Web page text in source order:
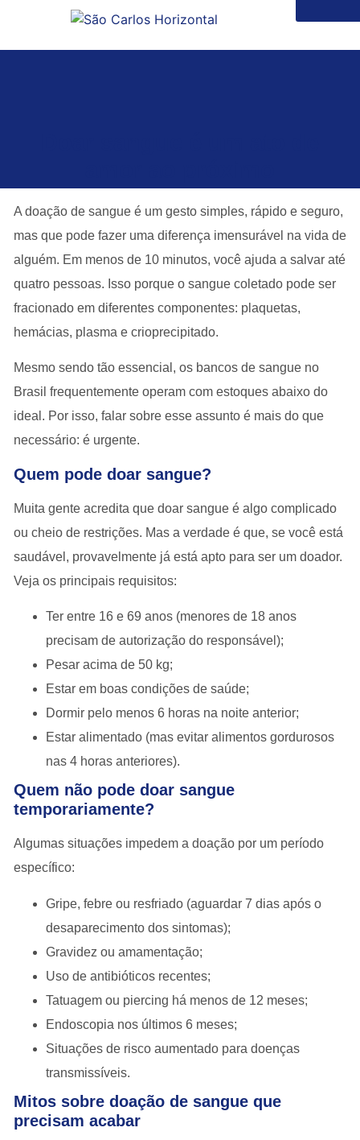
A doação de sangue é um gesto simples, rápido e seguro,
mas que pode fazer uma diferença imensurável na vida de
alguém. Em menos de 10 minutos, você ajuda a salvar até
quatro pessoas. Isso porque o sangue coletado pode ser
fracionado em diferentes componentes: plaquetas,
hemácias, plasma e crioprecipitado.
Mesmo sendo tão essencial, os bancos de sangue no
Brasil frequentemente operam com estoques abaixo do
ideal. Por isso, falar sobre esse assunto é mais do que
necessário: é urgente.
Quem pode doar sangue?
Muita gente acredita que doar sangue é algo complicado
ou cheio de restrições. Mas a verdade é que, se você está
saudável, provavelmente já está apto para ser um doador.
Veja os principais requisitos:
Ter entre 16 e 69 anos (menores de 18 anos
precisam de autorização do responsável);
Pesar acima de 50 kg;
Estar em boas condições de saúde;
Dormir pelo menos 6 horas na noite anterior;
Estar alimentado (mas evitar alimentos gordurosos
nas 4 horas anteriores).
Quem não pode doar sangue
temporariamente?
Algumas situações impedem a doação por um período
específico:
Gripe, febre ou resfriado (aguardar 7 dias após o
desaparecimento dos sintomas);
Gravidez ou amamentação;
Uso de antibióticos recentes;
Tatuagem ou piercing há menos de 12 meses;
Endoscopia nos últimos 6 meses;
Situações de risco aumentado para doenças
transmissíveis.
Mitos sobre doação de sangue que
precisam acabar